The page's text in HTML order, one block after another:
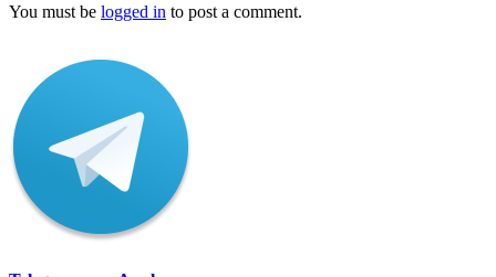
You must be logged in to post a comment.